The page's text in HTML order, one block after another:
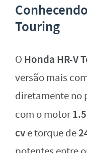
Touring
O Honda HR-V
versão mais
diretamente no
com o motor
cve torque de